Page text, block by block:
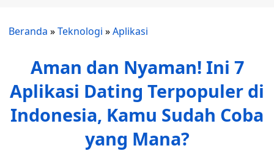
Beranda »Teknologi »Aplikasi
Aman dan Nyaman! Ini 7
Aplikasi Dating Terpopuler di
Indonesia, Kamu Sudah Coba
yang Mana?